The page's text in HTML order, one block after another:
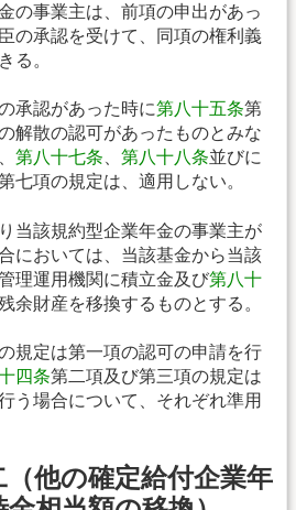
の事業主は、前項の申出があっ
の承認を受けて、同項の権利義
る。
承認があった時に第八十五条第
解散の認可があったものとみな
第八十七条 第八十八条並びに
七項の規定は、適用しない。
当該規約型企業年金の事業主が
においては、当該基金から当該
理運用機関に積立金及び第八十
余財産を移換するものとする。
規定は第一項の認可の申請を行
四条第二項及び第三項の規定は
う場合について、それぞれ準用
他の確定給付企業年